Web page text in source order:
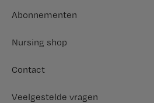
Abonnementen
Nursing shop
Contact
Veelgestelde vragen